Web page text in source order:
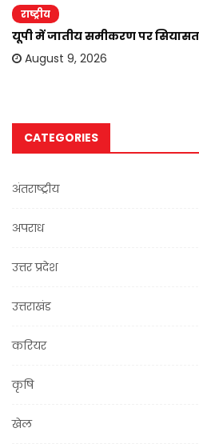
राष्ट्रीय
यूपी में जातीय समीकरण पर सियासत
August 9, 2026
CATEGORIES
अंतराष्ट्रीय
अपराध
उत्तर प्रदेश
उत्तराखंड
करियर
कृषि
खेल